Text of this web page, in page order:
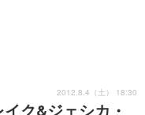
ク&ジェシカ・
2012.8.4（土） 18:30